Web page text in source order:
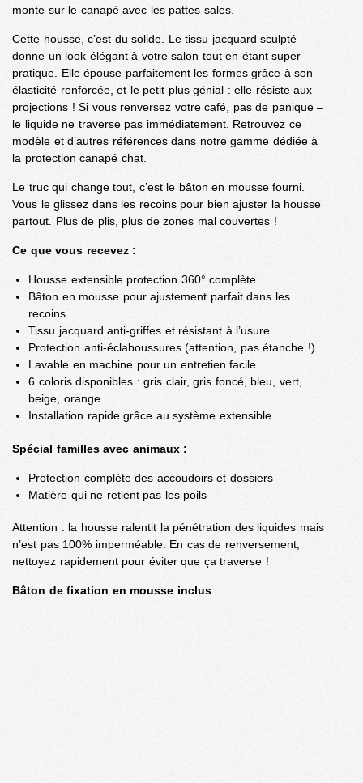
monte sur le canapé avec les pattes sales.
Cette housse, c’est du solide. Le tissu jacquard sculpté
donne un look élégant à votre salon tout en étant super
pratique. Elle épouse parfaitement les formes grâce à son
élasticité renforcée, et le petit plus génial : elle résiste aux
projections ! Si vous renversez votre café, pas de panique –
le liquide ne traverse pas immédiatement. Retrouvez ce
modèle et d’autres références dans notre gamme dédiée à
la protection canapé chat.
Le truc qui change tout, c’est le bâton en mousse fourni.
Vous le glissez dans les recoins pour bien ajuster la housse
partout. Plus de plis, plus de zones mal couvertes !
Ce que vous recevez :
Housse extensible protection 360° complète
Bâton en mousse pour ajustement parfait dans les
recoins
Tissu jacquard anti-griffes et résistant à l’usure
Protection anti-éclaboussures (attention, pas étanche !)
Lavable en machine pour un entretien facile
6 coloris disponibles : gris clair, gris foncé, bleu, vert,
beige, orange
Installation rapide grâce au système extensible
Spécial familles avec animaux :
Protection complète des accoudoirs et dossiers
Matière qui ne retient pas les poils
Attention : la housse ralentit la pénétration des liquides mais
n’est pas 100% imperméable. En cas de renversement,
nettoyez rapidement pour éviter que ça traverse !
Bâton de fixation en mousse inclus